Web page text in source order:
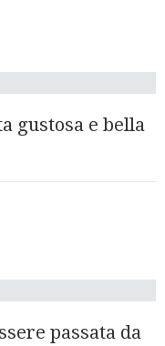
gustosa e bella
passata da